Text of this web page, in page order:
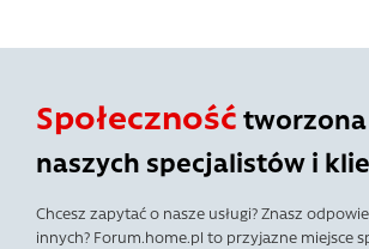
Społeczność
naszych specjalistów i
Chcesz zapytać o nasze usługi? Znasz
innych? Forum.home.pl to przyjazne miejsce